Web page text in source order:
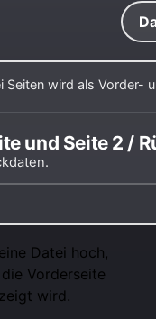
Seiten wird als Vorder-
und Seite 2 /
Datei hoch,
Vorderseite
wird.